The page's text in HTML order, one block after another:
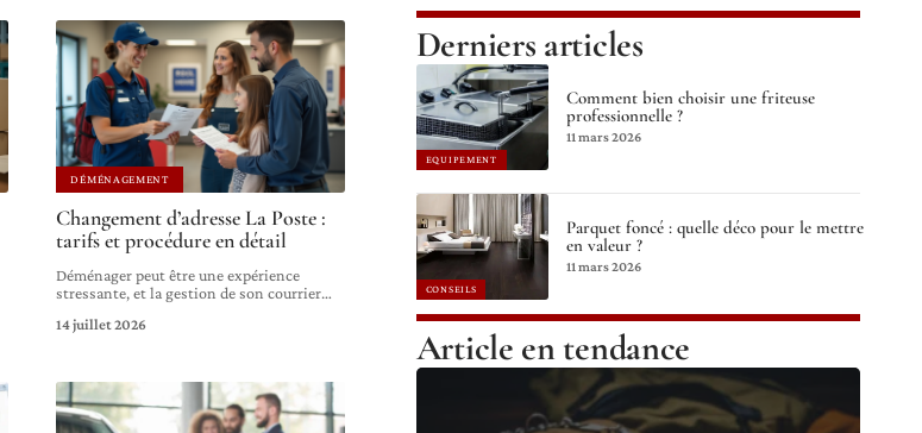
DÉMÉNAGEMENT
Changement d’adresse La Poste :
tarifs et procédure en détail
Déménager peut être une expérience
stressante, et la gestion de son courrier…
14 juillet 2026
Derniers articles
EQUIPEMENT
Comment bien choisir une friteuse
professionnelle ?
11 mars 2026
CONSEILS
Parquet foncé : quelle déco pour le mettre
en valeur ?
11 mars 2026
Article en tendance